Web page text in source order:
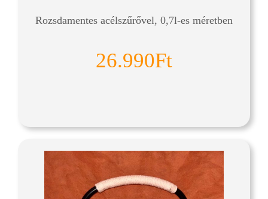
Rozsdamentes acélszűrővel, 0,7l-es méretben
26.990Ft